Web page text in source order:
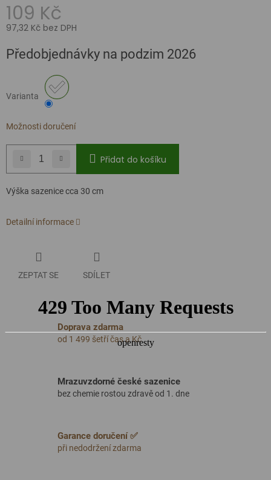
109 Kč
97,32 Kč bez DPH
cena:
Předobjednávky na podzim 2026
Varianta
Možnosti doručení
Přidat do košíku
Výška sazenice cca 30 cm
Detailní informace
ZEPTAT SE SDÍLET
Doprava zdarma
od 1 499 šetří čas a Kč
Mrazuvzdorné české sazenice
bez chemie rostou zdravě od 1. dne
Garance doručení ✅
při nedodržení zdarma